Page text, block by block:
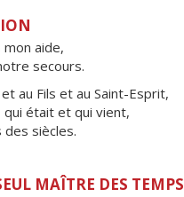
mon aide,
secours.
au Fils et au Saint-Esprit,
qui était et qui vient,
siècles.
MAÎTRE DES TEMPS